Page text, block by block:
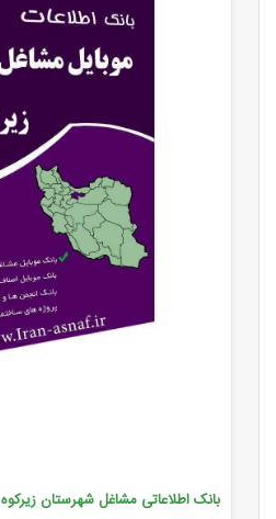
بانک اطلاعاتی مشاغل شهرستان زیرکوه